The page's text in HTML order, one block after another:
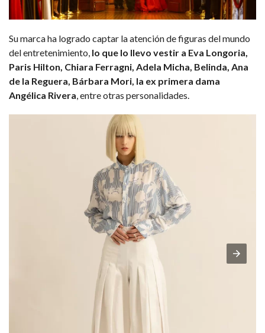
Su marca ha logrado captar la atención de figuras del mundo
del entretenimiento, lo que lo llevo vestir a Eva Longoria,
Paris Hilton, Chiara Ferragni, Adela Micha, Belinda, Ana
de la Reguera, Bárbara Mori, la ex primera dama
Angélica Rivera, entre otras personalidades.